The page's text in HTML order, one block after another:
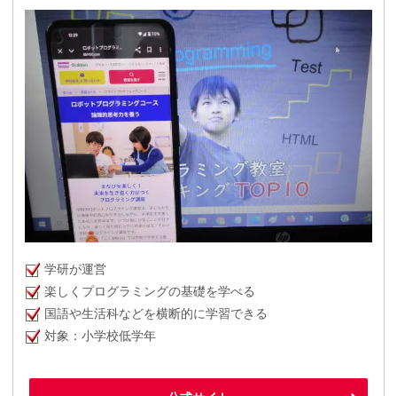
学研が運営
楽しくプログラミングの基礎を学べる
国語や生活科などを横断的に学習できる
対象：小学校低学年